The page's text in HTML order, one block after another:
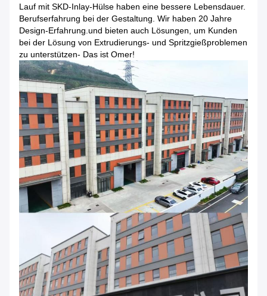
Lauf mit SKD-Inlay-Hülse haben eine bessere Lebensdauer.
Berufserfahrung bei der Gestaltung. Wir haben 20 Jahre
Design-Erfahrung.und bieten auch Lösungen, um Kunden
bei der Lösung von Extrudierungs- und Spritzgießproblemen
zu unterstützen- Das ist Omer!